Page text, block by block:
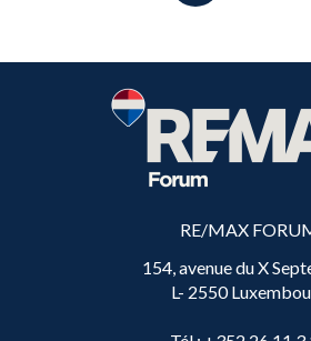
RE/MAX
154, avenue du X
L- 2550